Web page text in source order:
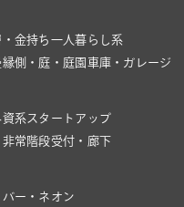
金持ち 一人暮らし系
縁側・庭・庭園 車庫・ガレージ
資系スタートアップ
非常階段受付・廊下
バー・ネオン